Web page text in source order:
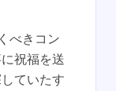
べきコン
祝福を送
ていたす